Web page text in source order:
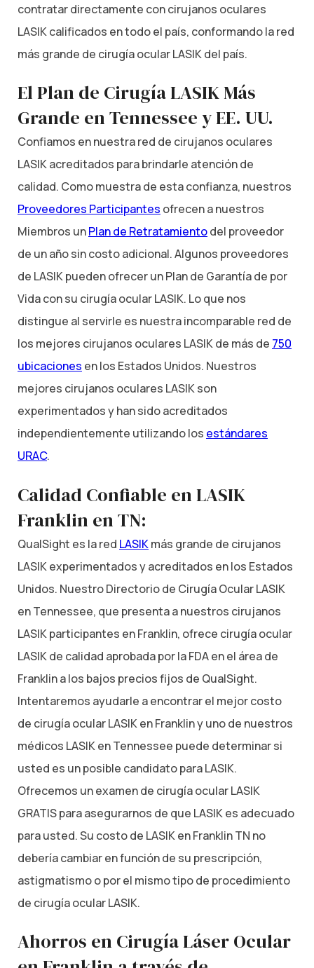
contratar directamente con cirujanos oculares
LASIK calificados en todo el país, conformando la red
más grande de cirugía ocular LASIK del país.
El Plan de Cirugía LASIK Más
Grande en Tennessee y EE. UU.
Confiamos en nuestra red de cirujanos oculares
LASIK acreditados para brindarle atención de
calidad. Como muestra de esta confianza, nuestros
Proveedores Participantes ofrecen a nuestros
Miembros unPlan de Retratamientodel proveedor
de un año sin costo adicional. Algunos proveedores
de LASIK pueden ofrecer un Plan de Garantía de por
Vida con su cirugía ocular LASIK. Lo que nos
distingue al servirle es nuestra incomparable red de
los mejores cirujanos oculares LASIK de más de 750
ubicaciones en los Estados Unidos. Nuestros
mejores cirujanos oculares LASIK son
experimentados y han sido acreditados
independientemente utilizando los estándares
URAC.
Calidad Confiable en LASIK
Franklin en TN:
QualSight es la red LASIKmás grande de cirujanos
LASIK experimentados y acreditados en los Estados
Unidos. Nuestro Directorio de Cirugía Ocular LASIK
en Tennessee, que presenta a nuestros cirujanos
LASIK participantes en Franklin, ofrece cirugía ocular
LASIK de calidad aprobada por la FDA en el área de
Franklin a los bajos precios fijos de QualSight.
Intentaremos ayudarle a encontrar el mejor costo
de cirugía ocular LASIK en Franklin y uno de nuestros
médicos LASIK en Tennessee puede determinar si
usted es un posible candidato para LASIK.
Ofrecemos un examen de cirugía ocular LASIK
GRATIS para asegurarnos de que LASIK es adecuado
para usted. Su costo de LASIK en Franklin TN no
debería cambiar en función de su prescripción,
astigmatismo o por el mismo tipo de procedimiento
de cirugía ocular LASIK.
Ahorros en Cirugía Láser Ocular